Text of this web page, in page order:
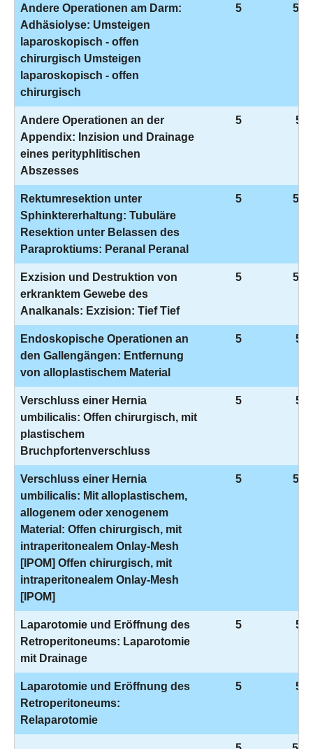
Andere Operationen am Darm:
Adhäsiolyse: Umsteigen
laparoskopisch - offen
chirurgisch Umsteigen
laparoskopisch - offen
chirurgisch
5 5-
Andere Operationen an der
Appendix: Inzision und Drainage
eines perityphlitischen
Abszesses
5 5-
Rektumresektion unter
Sphinktererhaltung: Tubuläre
Resektion unter Belassen des
Paraproktiums: Peranal Peranal
5 5-
Exzision und Destruktion von
erkranktem Gewebe des
Analkanals: Exzision: Tief Tief
5 5-
Endoskopische Operationen an
den Gallengängen: Entfernung
von alloplastischem Material
5 5-
Verschluss einer Hernia
umbilicalis: Offen chirurgisch, mit
plastischem
Bruchpfortenverschluss
5 5-
Verschluss einer Hernia
umbilicalis: Mit alloplastischem,
allogenem oder xenogenem
Material: Offen chirurgisch, mit
intraperitonealem Onlay-Mesh
[IPOM] Offen chirurgisch, mit
intraperitonealem Onlay-Mesh
[IPOM]
5 5-
Laparotomie und Eröffnung des
Retroperitoneums: Laparotomie
mit Drainage
5 5-
Laparotomie und Eröffnung des
Retroperitoneums:
Relaparotomie
5 5-